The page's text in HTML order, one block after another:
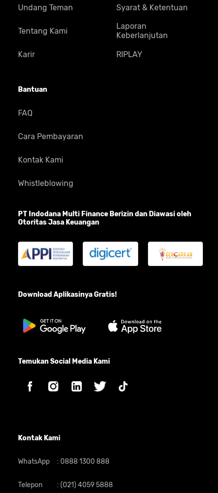
Undang Teman
Tentang Kami
Karir
Bantuan
FAQ
Cara Pembayaran
Kontak Kami
Whistleblowing
Syarat & Ketentuan
Laporan
Keberlanjutan
RIPLAY
PT Indodana Multi Finance Berizin dan Diawasi oleh
Otoritas Jasa Keuangan
Download Aplikasinya Gratis!
Temukan Social Media Kami
Kontak Kami
WhatsApp : 0888 1300 888
Telepon : (021) 4059 5888